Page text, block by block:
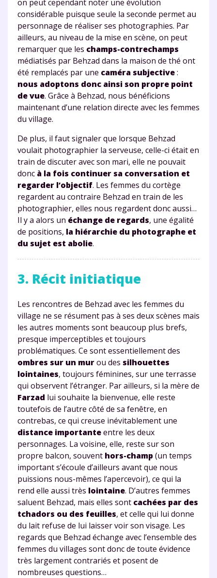
on peut cependant noter une évolution
considérable puisque seule la seconde permet au
personnage de réaliser ses photographies. Par
ailleurs, au niveau de la mise en scène, on peut
remarquer que les champs-contrechamps
médiatisés par Behzad dans la maison de thé ont
été remplacés par une caméra subjective:
nous adoptons donc ainsi son propre point
de vue. Grâce à Behzad, nous bénéficions
maintenant d’une relation directe avec les femmes
du village.
De plus, il faut signaler que lorsque Behzad
voulait photographier la serveuse, celle-ci était en
train de discuter avec son mari, elle ne pouvait
donc à la fois continuer sa conversation et
regarder l’objectif. Les femmes du cortège
regardent au contraire Behzad en train de les
photographier, elles nous regardent donc aussi…
Il y a alors un échange de regards, une égalité
de positions, la hiérarchie du photographe et
du sujet est abolie.
3. Récit initiatique
Les rencontres de Behzad avec les femmes du
village ne se résument pas à ses deux scènes mais
les autres moments sont beaucoup plus brefs,
presque imperceptibles et toujours
problématiques. Ce sont essentiellement des
ombres sur un murou des silhouettes
lointaines, toujours féminines, sur une terrasse
qui observent l’étranger. Par ailleurs, si la mère de
Farzad lui souhaite la bienvenue, elle reste
toutefois de l’autre côté de sa fenêtre, en
contrebas, ce qui creuse inévitablement une
distance importanteentre les deux
personnages. La voisine, elle, reste sur son
propre balcon, souvent hors-champ (un temps
important s’écoule d’ailleurs avant que nous
puissions nous-mêmes l’apercevoir), ce qui la
rend elle aussi très lointaine. D’autres femmes
saluent Behzad, mais elles sont cachées par des
tchadors ou des feuilles, et celle qui lui donne
du lait refuse de lui laisser voir son visage. Les
regards que Behzad échange avec l’ensemble des
femmes du villages sont donc de toute évidence
très largement contrariés et posent de
nombreuses questions…